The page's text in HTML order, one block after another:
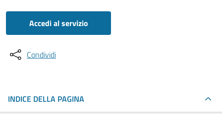
Accedi al servizio
Condividi
INDICE DELLA PAGINA